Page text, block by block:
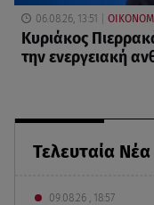
Τελευταία Νέα
09.08.26 , 18:57
06.08.26, 13:51
Κυριάκος
την ενεργειακή